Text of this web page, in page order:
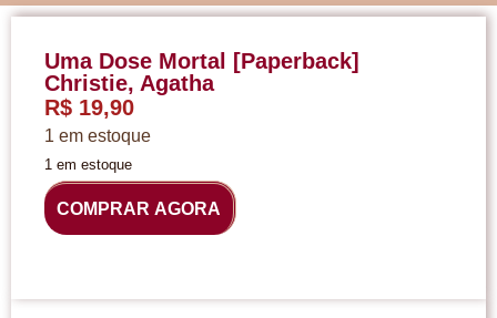
Uma Dose Mortal [Paperback]
Christie, Agatha
R$ 19,90
1 em estoque
1 em estoque
COMPRAR AGORA